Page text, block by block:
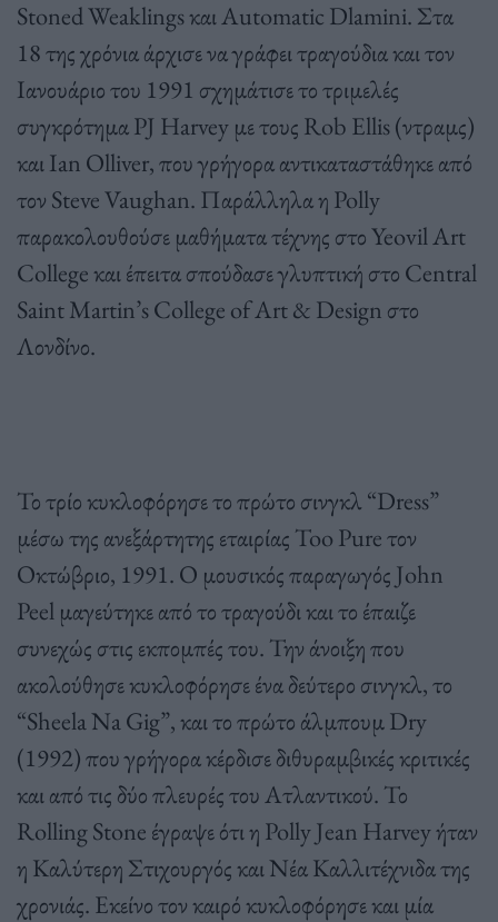
Stoned Weaklings και Automatic Dlamini. Στα
18 της χρόνια άρχισε να γράφει τραγούδια και τον
Ιανουάριο του 1991 σχημάτισε το τριμελές
συγκρότημα PJ Harvey με τους Rob Ellis (ντραμς)
και Ian Olliver, που γρήγορα αντικαταστάθηκε από
τον Steve Vaughan. Παράλληλα η Polly
παρακολουθούσε μαθήματα τέχνης στο Yeovil Art
College και έπειτα σπούδασε γλυπτική στο Central
Saint Martin’s College of Art & Design στο
Λονδίνο.
Το τρίο κυκλοφόρησε το πρώτο σινγκλ “Dress”
μέσω της ανεξάρτητης εταιρίας Too Pure τον
Οκτώβριο, 1991. Ο μουσικός παραγωγός John
Peel μαγεύτηκε από το τραγούδι και το έπαιζε
συνεχώς στις εκπομπές του. Την άνοιξη που
ακολούθησε κυκλοφόρησε ένα δεύτερο σινγκλ, το
“Sheela Na Gig”, και το πρώτο άλμπουμ Dry
(1992) που γρήγορα κέρδισε διθυραμβικές κριτικές
και από τις δύο πλευρές του Ατλαντικού. Το
Rolling Stone έγραψε ότι η Polly Jean Harvey ήταν
η Καλύτερη Στιχουργός και Νέα Καλλιτέχνιδα της
χρονιάς. Εκείνο τον καιρό κυκλοφόρησε και μία